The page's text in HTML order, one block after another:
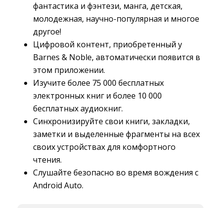
фантастика и фэнтези, манга, детская,
молодежная, научно-популярная и многое
другое!
Цифровой контент, приобретенный у
Barnes & Noble, автоматически появится в
этом приложении.
Изучите более 75 000 бесплатных
электронных книг и более 10 000
бесплатных аудиокниг.
Синхронизируйте свои книги, закладки,
заметки и выделенные фрагменты на всех
своих устройствах для комфортного
чтения.
Слушайте безопасно во время вождения с
Android Auto.